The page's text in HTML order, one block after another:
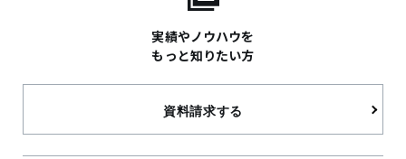
実績やノウハウを
もっと知りたい方
資料請求する